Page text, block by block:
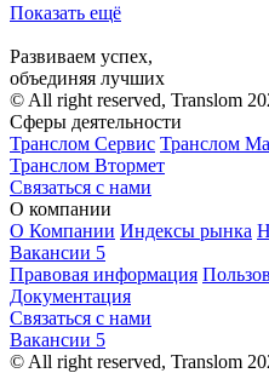
Показать ещё
Развиваем успех,
объединяя лучших
© All right reserved, Translom
Сферы деятельности
Транслом Сервис Транслом
Транслом Втормет
Связаться с нами
О компании
О Компании Индексы рынка
Вакансии 5
Правовая информация
Документация
Связаться с нами
Вакансии 5
© All right reserved, Translom